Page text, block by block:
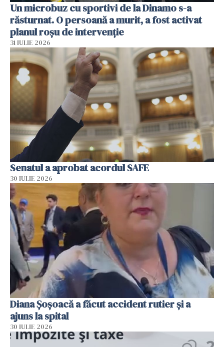
Un microbuz cu sportivi de la Dinamo s-a
răsturnat. O persoană a murit, a fost activat
planul roșu de intervenție
31 IULIE 2026
Senatul a aprobat acordul SAFE
30 IULIE 2026
Diana Șoșoacă a făcut accident rutier și a
ajuns la spital
30 IULIE 2026